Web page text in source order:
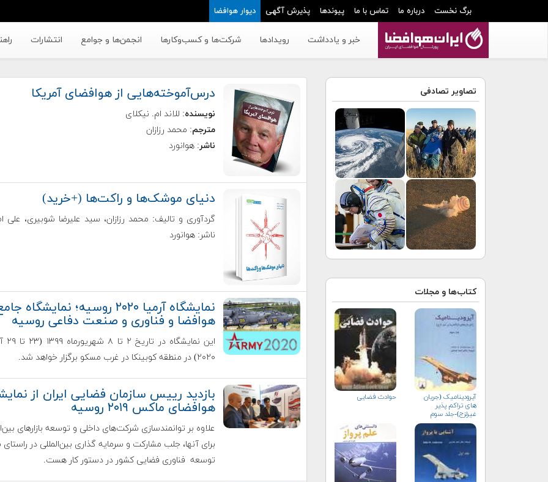
برگ نخست درباره ما تماس با ما پیوندها پذیرش آگهی دیوار هوافضا
خبر و یادداشت رویدادها شرکت‌ها و کسب‌وکار‌ها انجمن‌ها و جوامع انتشارات
تصاویر تصادفی
کتاب‌ها و مجلات
آیرودینامیک (جریان
های تراکم پذیر
غیرلزج)-جلد سوم
حوادث فضایی
درس‌آموخته‌هایی از هوافضای آمریکا
نویسنده: للاند ام. نیکلای
مترجم: محمد رزازان
ناشر: هوانورد
دنیای موشک‌ها و راکت‌ها (+خرید)
گردآوری و تالیف: محمد رزازان، سید علیرضا شوبیری، علی
ناشر: هوانورد
نمایشگاه آرمیا ۲۰۲۰ روسیه؛ نمایشگاه
هوافضا و فناوری و صنعت دفاعی روسیه
این
۲۰۲۰) در منطقه کوبینکا در غرب مسکو برگزار خواهد شد.
بازدید رییس سازمان فضایی ایران از
هوافضای ماکس ۲۰۱۹ روسیه
علاوه بر توانمندسازی شرکت‌های داخلی و توسعه بازارهای
برای آنها، جلب مشارکت و سرمایه گذاری بین‌المللی در راستای
توسعه فناوری فضایی کشور در دستور کار هست.